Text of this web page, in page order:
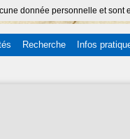
donnée personnelle et
Recherche Infos